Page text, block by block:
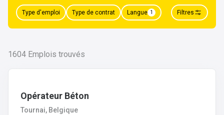
Type d'emploi Type de contrat Langue 1 Filtres
1604 Emplois trouvés
Opérateur Béton
Tournai, Belgique